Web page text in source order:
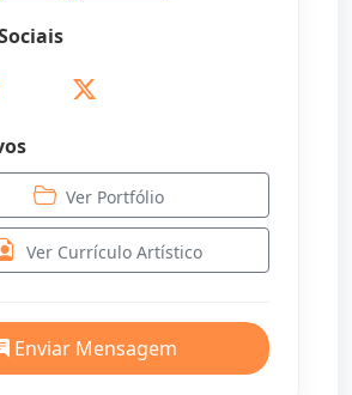
Ver Portfólio
Ver Currículo Artístico
Enviar Mensagem